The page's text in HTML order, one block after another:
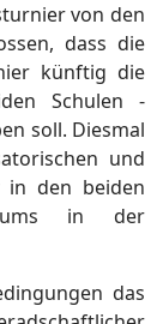
von den
dass die
künftig die
Schulen -
soll. Diesmal
und
in den beiden
in der
das